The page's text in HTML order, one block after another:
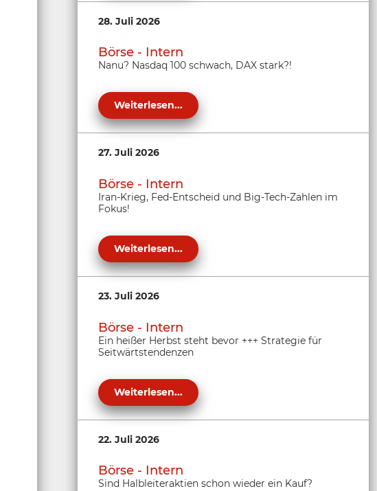
28. Juli 2026
Börse - Intern
Nanu? Nasdaq 100 schwach, DAX stark?!
Weiterlesen...
27. Juli 2026
Börse - Intern
Iran-Krieg, Fed-Entscheid und Big-Tech-Zahlen im
Fokus!
Weiterlesen...
23. Juli 2026
Börse - Intern
Ein heißer Herbst steht bevor +++ Strategie für
Seitwärtstendenzen
Weiterlesen...
22. Juli 2026
Börse - Intern
Sind Halbleiteraktien schon wieder ein Kauf?